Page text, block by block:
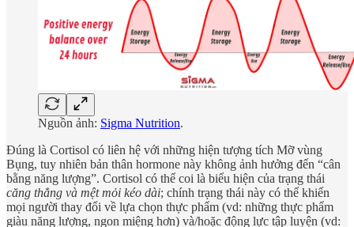
Nguồn ảnh: Sigma Nutrition.
Đúng là Cortisol có liên hệ với những hiện tượng tích Mỡ vùng
Bụng, tuy nhiên bản thân hormone này không ảnh hưởng đến “cân
bằng năng lượng”. Cortisol có thể coi là biểu hiện của trạng thái
căng thẳng và mệt mỏi kéo dài; chính trạng thái này có thể khiến
mọi người thay đổi về lựa chọn thực phẩm (vd: những thực phẩm
giàu năng lượng, ngon miệng hơn) và/hoặc động lực tập luyện (vd: